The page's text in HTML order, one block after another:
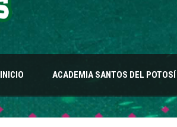
INICIO ACADEMIA SANTOS DEL POTOSÍ